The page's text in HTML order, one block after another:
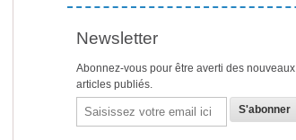
Newsletter
Abonnez-vous pour être averti des nouveaux
articles publiés.
Email